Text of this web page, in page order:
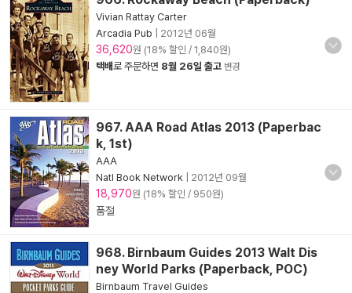
Vivian Rattay Carter
Arcadia Pub
2012년 06월
36,620원 (18% 할인 / 1,840원)
택배로 주문하면 8월 26일 출고 변경
967. AAA Road Atlas 2013 (Paperbac
k, 1st)
AAA
Natl Book Network
2012년 09월
18,970원 (18% 할인 / 950원)
품절
968. Birnbaum Guides 2013 Walt Dis
ney World Parks (Paperback, POC)
Birnbaum Travel Guides